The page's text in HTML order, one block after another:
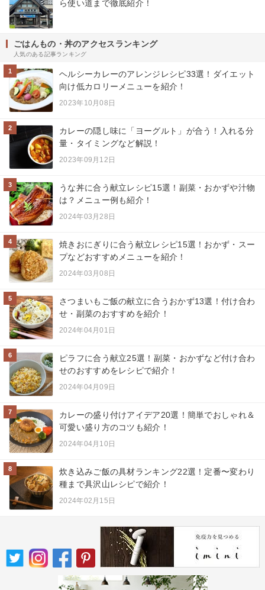
ら使い道まで徹底紹介！
ごはんもの・丼のアクセスランキング
人気のある記事ランキング
1
ヘルシーカレーのアレンジレシピ33選！ダイエット
向け低カロリーメニューを紹介！
2023年10月08日
2
カレーの隠し味に「ヨーグルト」が合う！入れる分
量・タイミングなど解説！
2023年09月12日
3
うな丼に合う献立レシピ15選！副菜・おかずや汁物
は？メニュー例も紹介！
2024年03月28日
4
焼きおにぎりに合う献立レシピ15選！おかず・スー
プなどおすすめメニューを紹介！
2024年03月08日
5
さつまいもご飯の献立に合うおかず13選！付け合わ
せ・副菜のおすすめを紹介！
2024年04月01日
6
ピラフに合う献立25選！副菜・おかずなど付け合わ
せのおすすめをレシピで紹介！
2024年04月09日
7
カレーの盛り付けアイデア20選！簡単でおしゃれ＆
可愛い盛り方のコツも紹介！
2024年04月10日
8
炊き込みご飯の具材ランキング22選！定番〜変わり
種まで具沢山レシピで紹介！
2024年02月15日